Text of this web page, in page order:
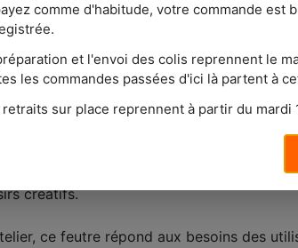
comme d'habitude, votre commande est
et l'envoi des colis reprennent le
les commandes passées d'ici là partent à
retraits sur place reprennent à partir du mardi
conçu pour offrir une flexibilité
applications créatives.
tels que le hand lettering, le
créatifs.
ce feutre répond aux besoins des